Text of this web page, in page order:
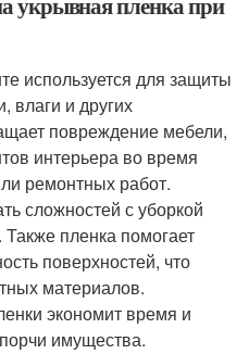
используется для защиты
влаги и других
повреждение мебели,
интерьера во время
ремонтных работ.
сложностей с уборкой
пленка помогает
поверхностей, что
материалов.
экономит время и
имущества.